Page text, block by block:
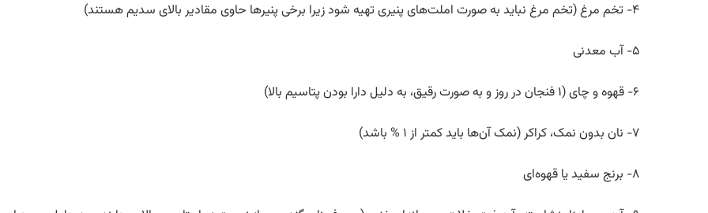
۴- تخم مرغ (تخم مرغ نباید به صورت املت‌های پنیری تهیه شود زیرا برخی پنیر‌ها حاوی مقادیر بالای سدیم هستند)
۵- آب معدنی
۶- قهوه و چای (۱ فنجان در روز و به صورت رقیق، به دلیل دارا بودن پتاسیم بالا)
۷- نان بدون نمک، کراکر (نمک آن‌ها باید کمتر از ۱ % باشد)
۸- برنج سفید یا قهوه‌ای